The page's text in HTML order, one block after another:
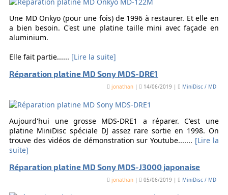
Une MD Onkyo (pour une fois) de 1996 à restaurer. Et elle en
a bien besoin. C'est une platine taille mini avec façade en
aluminium.
Elle fait partie...... [Lire la suite]
Réparation platine MD Sony MDS-DRE1
jonathan| 14/06/2019 | MiniDisc / MD
Aujourd'hui une grosse MDS-DRE1 a réparer. C'est une
platine MiniDisc spéciale DJ assez rare sortie en 1998. On
trouve des vidéos de démonstration sur Youtube....... [Lire la
suite]
Réparation platine MD Sony MDS-J3000 japonaise
jonathan| 05/06/2019 | MiniDisc / MD